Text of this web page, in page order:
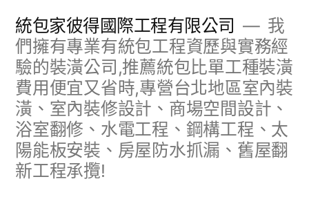
統包家彼得國際工程有限公司
我
們擁有專業有統包工程資歷與實務經
驗的裝潢公司,推薦統包比單工種裝潢
費用便宜又省時,專營台北地區室內裝
潢、室內裝修設計、商場空間設計、
浴室翻修、水電工程、鋼構工程、太
陽能板安裝、房屋防水抓漏、舊屋翻
新工程承攬!